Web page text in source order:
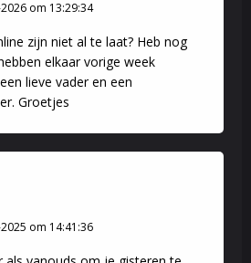
om 13:29:34
zijn niet al te laat? Heb nog
elkaar vorige week
lieve vader en een
Groetjes
om 14:41:36